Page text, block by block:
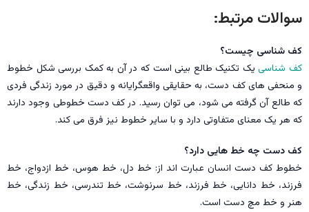
سوالات مرتبط:
کف شناسی چیست؟
کف شناسییک تکنیک طالع بینی است که در آن به کمک بررسی شکل خطوط
و منحفی های کف دست، به حقایقی واقعگرایانه و دقیق در مورد زندگی فردی
که طالع آن گرفته می شود، می توان رسید. در کف دست خطوطی وجود دارند
که هر یک معنای متفاوتی دارد و با سایر خطوط نیز فرق می کند.
کف دست چه خط هایی دارد؟
خطوط کف دست انسان عبارت اند از: خط دل، خط هوس، خط ازدواج، خط
فرزند، خط دانایی، خط فرزند، خط سرنوشت، خط تندرسی، خط زندگی، خط
هنر و خط مچ دست است.